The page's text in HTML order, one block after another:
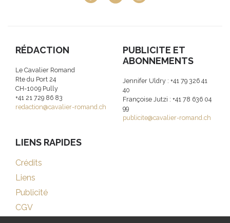
RÉDACTION
Le Cavalier Romand
Rte du Port 24
CH-1009 Pully
+41 21 729 86 83
redaction@cavalier-romand.ch
PUBLICITE ET
ABONNEMENTS
Jennifer Uldry : +41 79 326 41
40
Françoise Jutzi : +41 78 636 04
99
publicite@cavalier-romand.ch
LIENS RAPIDES
Crédits
Liens
Publicité
CGV